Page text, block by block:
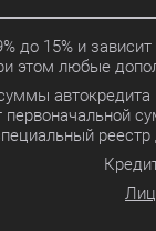
до 15% и
этом любые